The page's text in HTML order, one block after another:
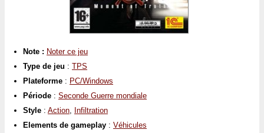
Note : Noter ce jeu
Type de jeu : TPS
Plateforme : PC/Windows
Période : Seconde Guerre mondiale
Style : Action, Infiltration
Elements de gameplay : Véhicules